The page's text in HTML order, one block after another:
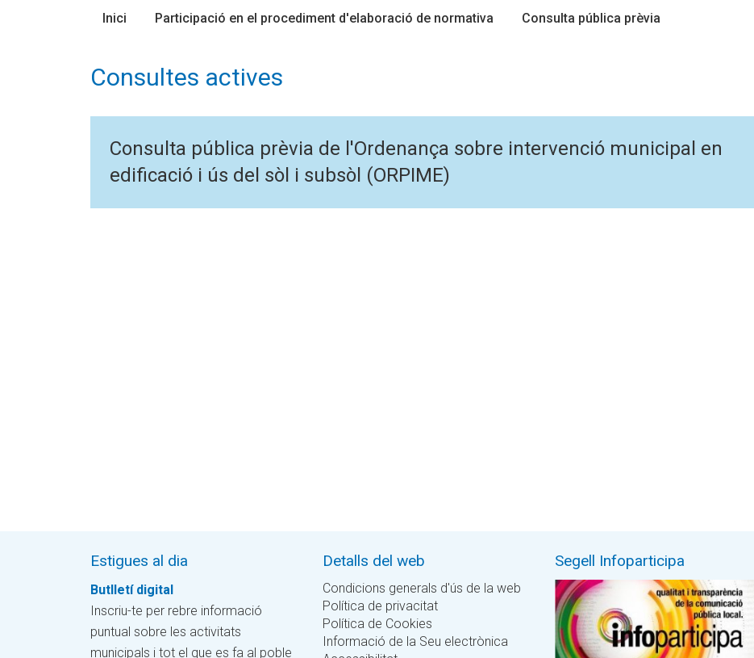
Inici Participació en el procediment d'elaboració de normativa Consulta pública prèvia
Consultes actives
Consulta pública prèvia de l'Ordenança sobre intervenció municipal en
edificació i ús del sòl i subsòl (ORPIME)
Estigues al dia
Butlletí digital
Inscriu-te per rebre informació
puntual sobre les activitats
municipals i tot el que es fa al poble
Detalls del web
Condicions generals d'ús de la web
Política de privacitat
Política de Cookies
Informació de la Seu electrònica
Segell Infoparticipa